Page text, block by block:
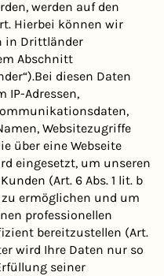
werden auf den
Hierbei können wir
in Drittländer
Abschnitt
diesen Daten
IP-Adressen,
Websitezugriffe
über eine Webseite
eingesetzt, um unseren
(Art. 6 Abs. 1 lit. b
zu ermöglichen und um
professionellen
bereitzustellen (Art.
wird Ihre Daten nur so
seiner